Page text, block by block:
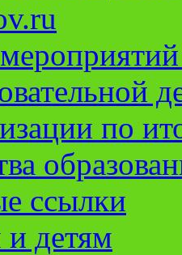
по
ссылки
и детям